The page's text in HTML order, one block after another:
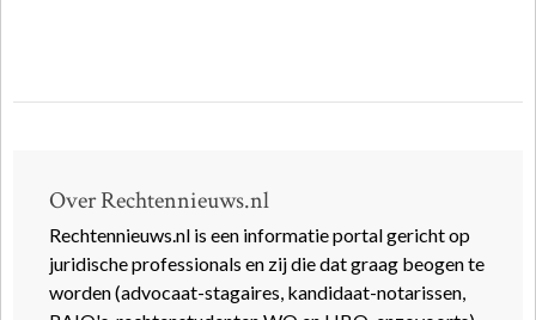
Over Rechtennieuws.nl
Rechtennieuws.nl is een informatie portal gericht op
juridische professionals en zij die dat graag beogen te
worden (advocaat-stagaires, kandidaat-notarissen,